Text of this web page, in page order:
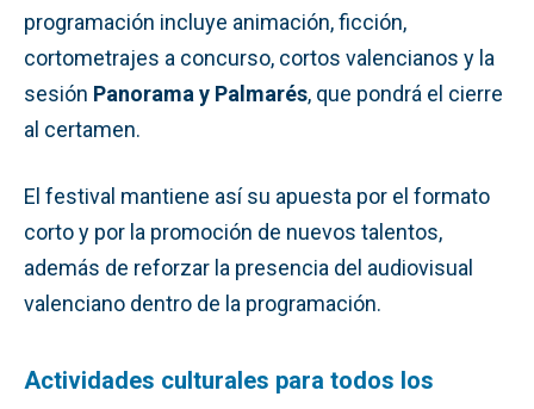
programación incluye animación, ficción,
cortometrajes a concurso, cortos valencianos y la
sesión Panorama y Palmarés, que pondrá el cierre
al certamen.
El festival mantiene así su apuesta por el formato
corto y por la promoción de nuevos talentos,
además de reforzar la presencia del audiovisual
valenciano dentro de la programación.
Actividades culturales para todos los